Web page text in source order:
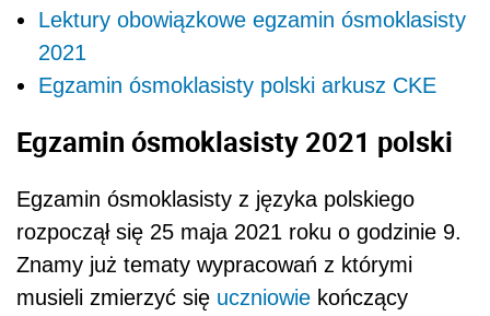
Lektury obowiązkowe egzamin ósmoklasisty
2021
Egzamin ósmoklasisty polski arkusz CKE
Egzamin ósmoklasisty 2021 polski
Egzamin ósmoklasisty z języka polskiego
rozpoczął się 25 maja 2021 roku o godzinie 9.
Znamy już tematy wypracowań z którymi
musieli zmierzyć się uczniowie kończący